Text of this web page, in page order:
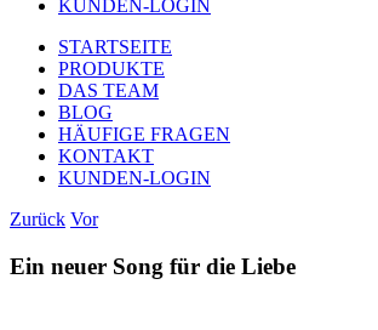
KUNDEN-LOGIN
STARTSEITE
PRODUKTE
DAS TEAM
BLOG
HÄUFIGE FRAGEN
KONTAKT
KUNDEN-LOGIN
Zurück Vor
Ein neuer Song für die Liebe